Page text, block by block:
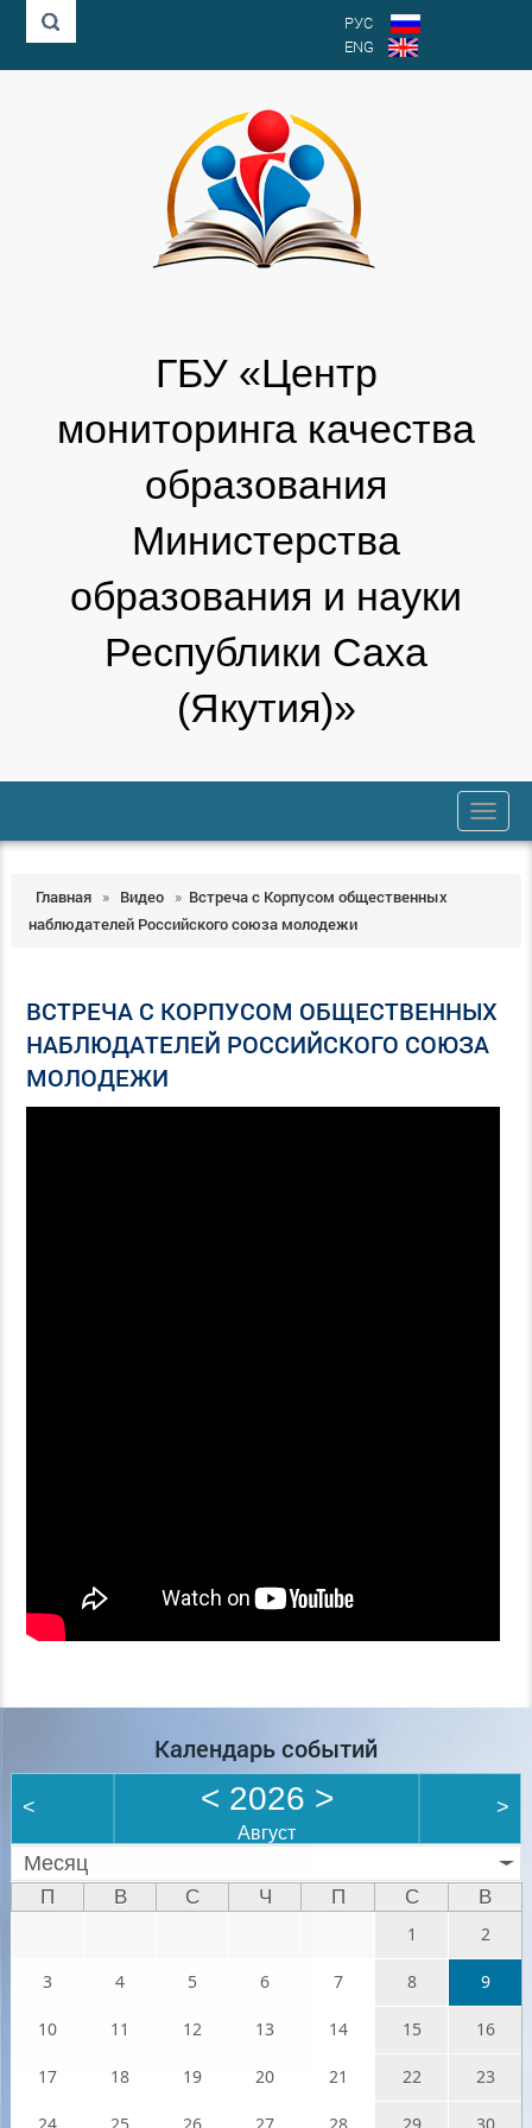
РУС
ENG
ГБУ «Центр
мониторинга качества
образования
Министерства
образования и науки
Республики Саха
(Якутия)»
trk
Главная » Видео » Встреча с Корпусом общественных
наблюдателей Российского союза молодежи
ВСТРЕЧА С КОРПУСОМ ОБЩЕСТВЕННЫХ
НАБЛЮДАТЕЛЕЙ РОССИЙСКОГО СОЮЗА
МОЛОДЕЖИ
Календарь событий
< < 2026 >
Август
>
Месяц
П В С Ч П С
В
1
2
3 4 5 6 7 8 9
10 11 12 13 14 15 16
17 18 19 20 21 22 23
24 25 26 27 28 29 30